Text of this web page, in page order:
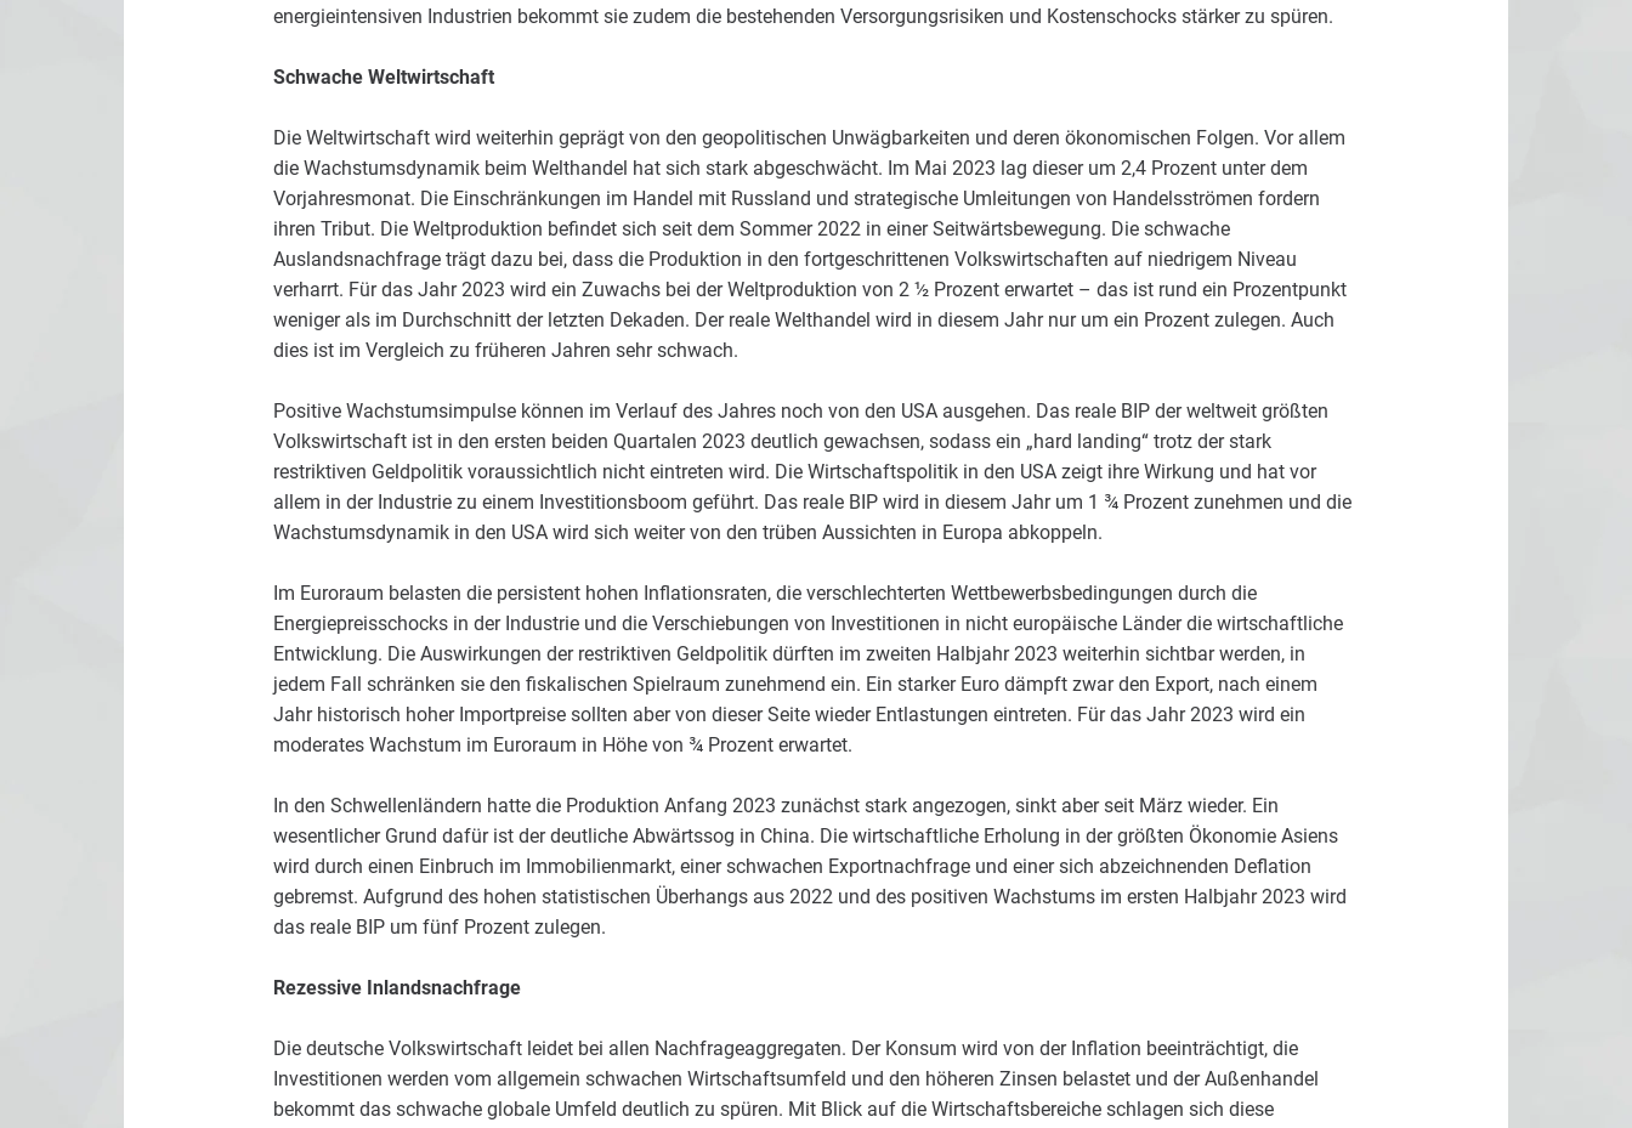
energieintensiven Industrien bekommt sie zudem die bestehenden Versorgungsrisiken und Kostenschocks stärker zu spüren.
Schwache Weltwirtschaft
Die Weltwirtschaft wird weiterhin geprägt von den geopolitischen Unwägbarkeiten und deren ökonomischen Folgen. Vor allem
die Wachstumsdynamik beim Welthandel hat sich stark abgeschwächt. Im Mai 2023 lag dieser um 2,4 Prozent unter dem
Vorjahresmonat. Die Einschränkungen im Handel mit Russland und strategische Umleitungen von Handelsströmen fordern
ihren Tribut. Die Weltproduktion befindet sich seit dem Sommer 2022 in einer Seitwärtsbewegung. Die schwache
Auslandsnachfrage trägt dazu bei, dass die Produktion in den fortgeschrittenen Volkswirtschaften auf niedrigem Niveau
verharrt. Für das Jahr 2023 wird ein Zuwachs bei der Weltproduktion von 2 ½ Prozent erwartet – das ist rund ein Prozentpunkt
weniger als im Durchschnitt der letzten Dekaden. Der reale Welthandel wird in diesem Jahr nur um ein Prozent zulegen. Auch
dies ist im Vergleich zu früheren Jahren sehr schwach.
Positive Wachstumsimpulse können im Verlauf des Jahres noch von den USA ausgehen. Das reale BIP der weltweit größten
Volkswirtschaft ist in den ersten beiden Quartalen 2023 deutlich gewachsen, sodass ein „hard landing“ trotz der stark
restriktiven Geldpolitik voraussichtlich nicht eintreten wird. Die Wirtschaftspolitik in den USA zeigt ihre Wirkung und hat vor
allem in der Industrie zu einem Investitionsboom geführt. Das reale BIP wird in diesem Jahr um 1 ¾ Prozent zunehmen und die
Wachstumsdynamik in den USA wird sich weiter von den trüben Aussichten in Europa abkoppeln.
Im Euroraum belasten die persistent hohen Inflationsraten, die verschlechterten Wettbewerbsbedingungen durch die
Energiepreisschocks in der Industrie und die Verschiebungen von Investitionen in nicht europäische Länder die wirtschaftliche
Entwicklung. Die Auswirkungen der restriktiven Geldpolitik dürften im zweiten Halbjahr 2023 weiterhin sichtbar werden, in
jedem Fall schränken sie den fiskalischen Spielraum zunehmend ein. Ein starker Euro dämpft zwar den Export, nach einem
Jahr historisch hoher Importpreise sollten aber von dieser Seite wieder Entlastungen eintreten. Für das Jahr 2023 wird ein
moderates Wachstum im Euroraum in Höhe von ¾ Prozent erwartet.
In den Schwellenländern hatte die Produktion Anfang 2023 zunächst stark angezogen, sinkt aber seit März wieder. Ein
wesentlicher Grund dafür ist der deutliche Abwärtssog in China. Die wirtschaftliche Erholung in der größten Ökonomie Asiens
wird durch einen Einbruch im Immobilienmarkt, einer schwachen Exportnachfrage und einer sich abzeichnenden Deflation
gebremst. Aufgrund des hohen statistischen Überhangs aus 2022 und des positiven Wachstums im ersten Halbjahr 2023 wird
das reale BIP um fünf Prozent zulegen.
Rezessive Inlandsnachfrage
Die deutsche Volkswirtschaft leidet bei allen Nachfrageaggregaten. Der Konsum wird von der Inflation beeinträchtigt, die
Investitionen werden vom allgemein schwachen Wirtschaftsumfeld und den höheren Zinsen belastet und der Außenhandel
bekommt das schwache globale Umfeld deutlich zu spüren. Mit Blick auf die Wirtschaftsbereiche schlagen sich diese